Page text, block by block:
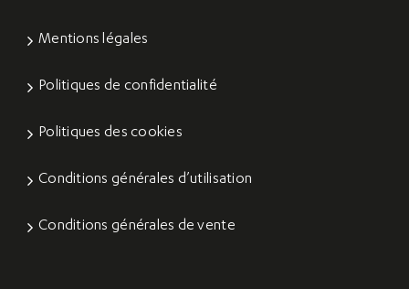
Mentions légales
Politiques de confidentialité
Politiques des cookies
Conditions générales d’utilisation
Conditions générales de vente